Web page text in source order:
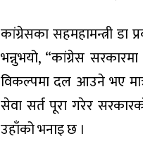
कांग्रेसका सहमहामन्त्री
भन्नुभयो, “कांग्रेस
विकल्पमा दल आउने भए
सेवा सर्त पूरा गरेर
उहाँको भनाइ छ ।